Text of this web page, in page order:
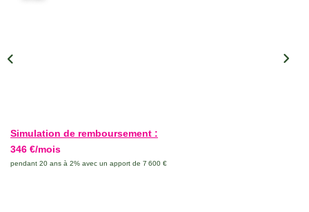
Simulation de remboursement :
346 €/mois
pendant 20 ans à 2% avec un apport de 7 600 €